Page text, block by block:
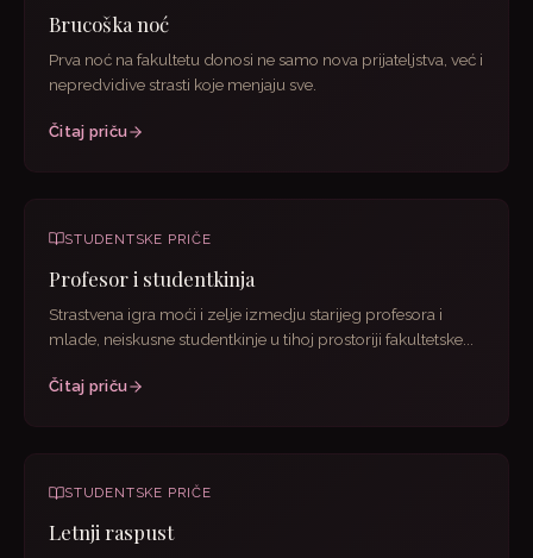
Brucoška noć
Prva noć na fakultetu donosi ne samo nova prijateljstva, već i
nepredvidive strasti koje menjaju sve.
Čitaj priču
STUDENTSKE PRIČE
Profesor i studentkinja
Strastvena igra moći i zelje izmedju starijeg profesora i
mlade, neiskusne studentkinje u tihoj prostoriji fakultetske...
Čitaj priču
STUDENTSKE PRIČE
Letnji raspust